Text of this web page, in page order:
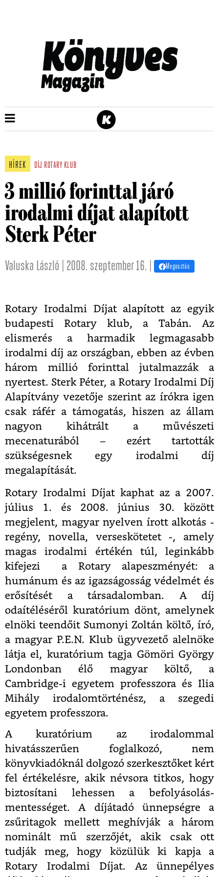
HÍREK DÍJ ROTARY KLUB
3 millió forinttal járó
irodalmi díjat alapított
Sterk Péter
Valuska László | 2008. szeptember 16. | Megosztás
Rotary Irodalmi Díjat alapított az egyik
budapesti Rotary klub, a Tabán. Az
elismerés a harmadik legmagasabb
irodalmi díj az országban, ebben az évben
három millió forinttal jutalmazzák a
nyertest. Sterk Péter, a Rotary Irodalmi Díj
Alapítvány vezetője szerint az írókra igen
csak ráfér a támogatás, hiszen az állam
nagyon kihátrált a művészeti
mecenaturából – ezért tartották
szükségesnek egy irodalmi díj
megalapítását.
Rotary Irodalmi Díjat kaphat az a 2007.
július 1. és 2008. június 30. között
megjelent, magyar nyelven írott alkotás -
regény, novella, verseskötetet -, amely
magas irodalmi értékén túl, leginkább
kifejezi a Rotary alapeszményét: a
humánum és az igazságosság védelmét és
erősítését a társadalomban. A díj
odaítéléséről kuratórium dönt, amelynek
elnöki teendőit Sumonyi Zoltán költő, író,
a magyar P.E.N. Klub ügyvezető alelnöke
látja el, kuratórium tagja Gömöri György
Londonban élő magyar költő, a
Cambridge-i egyetem professzora és Ilia
Mihály irodalomtörténész, a szegedi
egyetem professzora.
A kuratórium az irodalommal
hivatásszerűen foglalkozó, nem
könyvkiadóknál dolgozó szerkesztőket kért
fel értékelésre, akik névsora titkos, hogy
biztosítani lehessen a befolyásolás-
mentességet. A díjátadó ünnepségre a
zsűritagok mellett meghívják a három
nominált mű szerzőjét, akik csak ott
tudják meg, hogy közülük ki kapja a
Rotary Irodalmi Díjat. Az ünnepélyes